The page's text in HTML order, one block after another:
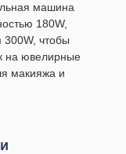
машина
180W,
300W, чтобы
на ювелирные
макияжа и